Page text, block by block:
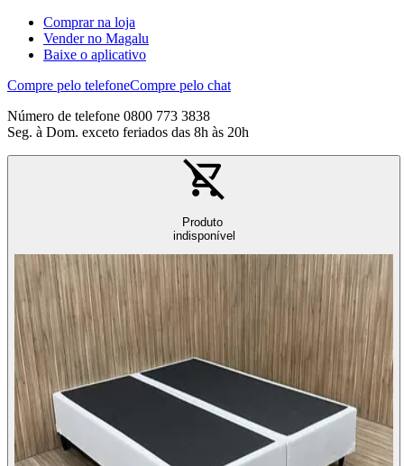
Comprar na loja
Vender no Magalu
Baixe o aplicativo
Compre pelo telefoneCompre pelo chat
Número de telefone 0800 773 3838
Seg. à Dom. exceto feriados das 8h às 20h
Produto
indisponível